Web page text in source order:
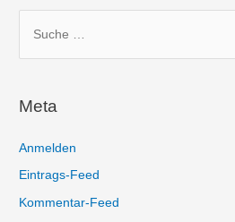
n
Meta
Anmelden
Eintrags-Feed
Kommentar-Feed